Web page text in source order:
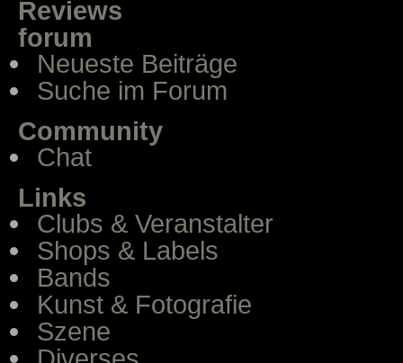
Reviews
forum
Neueste Beiträge
Suche im Forum
Community
Chat
Links
Clubs & Veranstalter
Shops & Labels
Bands
Kunst & Fotografie
Szene